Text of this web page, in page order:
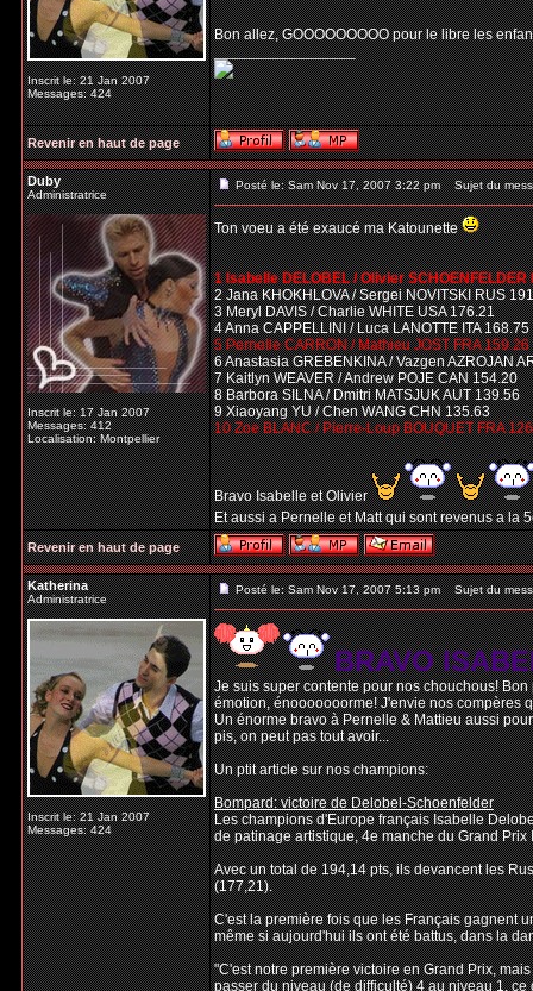
Inscrit le: 21 Jan 2007
Messages: 424
Bon allez, GOOOOOOOOO pour le libre les
_________________
Revenir en haut de page
Duby
Administratrice
Inscrit le: 17 Jan 2007
Messages: 412
Localisation: Montpellier
Posté le: Sam Nov 17, 2007 3:22 pm Sujet du
Ton voeu a été exaucé ma Katounette
1 Isabelle DELOBEL / Olivier SCHOENFELDER
2 Jana KHOKHLOVA / Sergei NOVITSKI RUS
3 Meryl DAVIS / Charlie WHITE USA 176.21
4 Anna CAPPELLINI / Luca LANOTTE ITA 168.75
5 Pernelle CARRON / Mathieu JOST FRA 159.26
6 Anastasia GREBENKINA / Vazgen AZROJAN
7 Kaitlyn WEAVER / Andrew POJE CAN 154.20
8 Barbora SILNA / Dmitri MATSJUK AUT 139.56
9 Xiaoyang YU / Chen WANG CHN 135.63
10 Zoe BLANC / Pierre-Loup BOUQUET FRA
Bravo Isabelle et Olivier
Et aussi a Pernelle et Matt qui sont revenus a la
Revenir en haut de page
Katherina
Administratrice
Inscrit le: 21 Jan 2007
Messages: 424
Posté le: Sam Nov 17, 2007 5:13 pm Sujet du
BRAVO
Je suis super contente pour nos chouchous!
émotion, énooooooorme! J'envie nos compères
Un énorme bravo à Pernelle & Mattieu aussi
pis, on peut pas tout avoir...
Un ptit article sur nos champions:
Bompard: victoire de Delobel-Schoenfelder
Les champions d'Europe français Isabelle
de patinage artistique, 4e manche du Grand Prix
Avec un total de 194,14 pts, ils devancent les
(177,21).
C'est la première fois que les Français gagnent
même si aujourd'hui ils ont été battus, dans la
"C'est notre première victoire en Grand Prix,
passer du niveau (de difficulté) 4 au niveau 1,